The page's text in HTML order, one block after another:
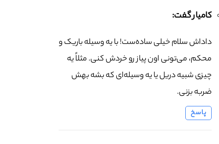
کامیار گفت:
داداش سلام خیلی ساده‌ست! با یه وسیله باریک و
محکم، می‌تونی اون پیاز رو خردش کنی. مثلاً یه
چیزی شبیه دریل یا یه وسیله‌ای که بشه بهش
ضربه بزنی.
پاسخ